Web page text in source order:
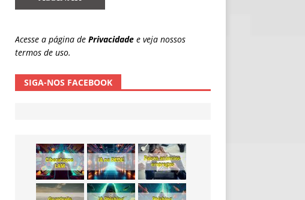
Acesse a página de Privacidade e veja nossos
termos de uso.
SIGA-NOS FACEBOOK